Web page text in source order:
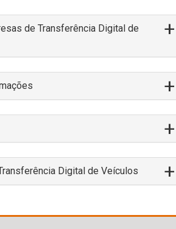
de Transferência Digital de
Digital de Veículos